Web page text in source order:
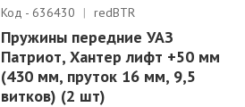
Код - 636430 | redBTR
Пружины передние УАЗ
Патриот, Хантер лифт +50 мм
(430 мм, пруток 16 мм, 9,5
витков) (2 шт)